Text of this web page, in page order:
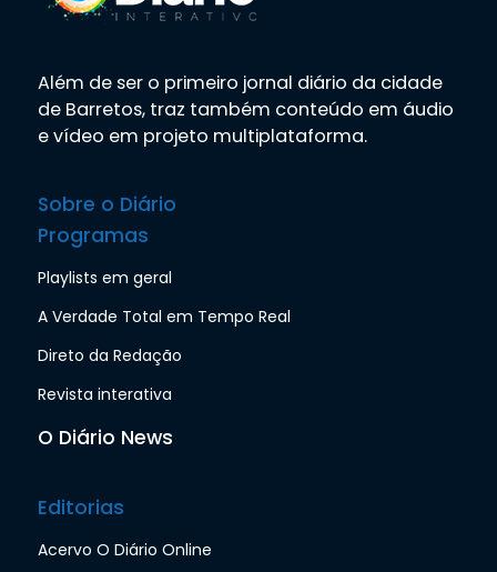
Além de ser o primeiro jornal diário da cidade
de Barretos, traz também conteúdo em áudio
e vídeo em projeto multiplataforma.
Sobre o Diário
Programas
Playlists em geral
A Verdade Total em Tempo Real
Direto da Redação
Revista interativa
O Diário News
Editorias
Acervo O Diário Online